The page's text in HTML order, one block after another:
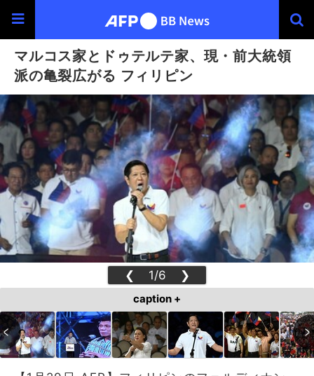
マルコス家とドゥテルテ家、現・前大統領
派の亀裂広がる フィリピン
❮ 1/6 ❯
caption +